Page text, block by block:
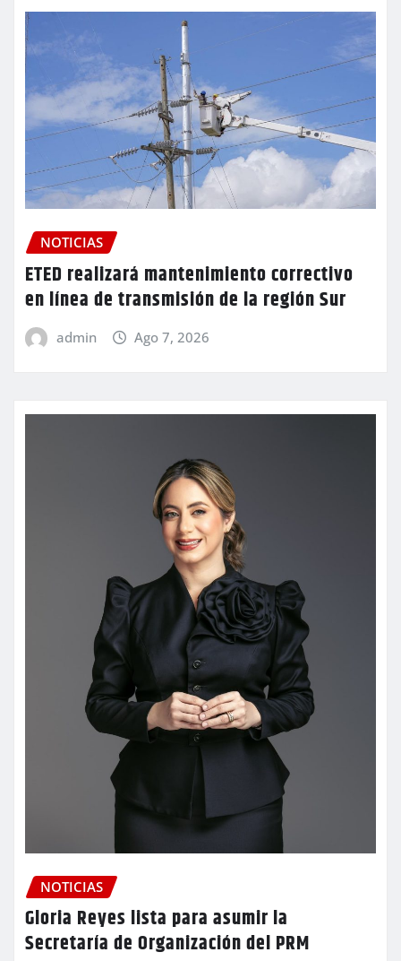
NOTICIAS
ETED realizará mantenimiento correctivo
en línea de transmisión de la región Sur
admin Ago 7, 2026
NOTICIAS
Gloria Reyes lista para asumir la
Secretaría de Organización del PRM